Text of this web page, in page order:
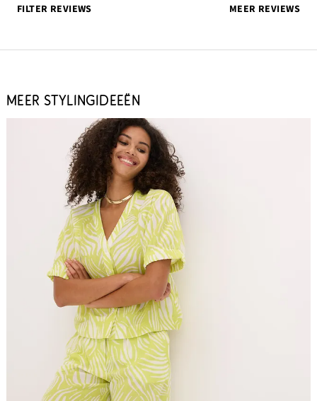
FILTER REVIEWS
MEER REVIEWS
MEER STYLINGIDEEËN